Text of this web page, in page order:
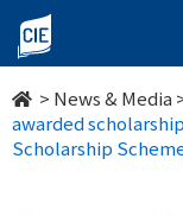
About
400
students
awarded
> News & Media
awarded
Scholarship